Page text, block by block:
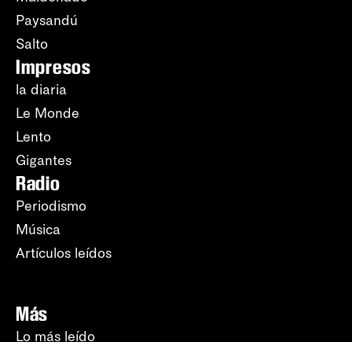
Paysandú
Salto
Impresos
la diaria
Le Monde
Lento
Gigantes
Radio
Periodismo
Música
Artículos leídos
Más
Lo más leído